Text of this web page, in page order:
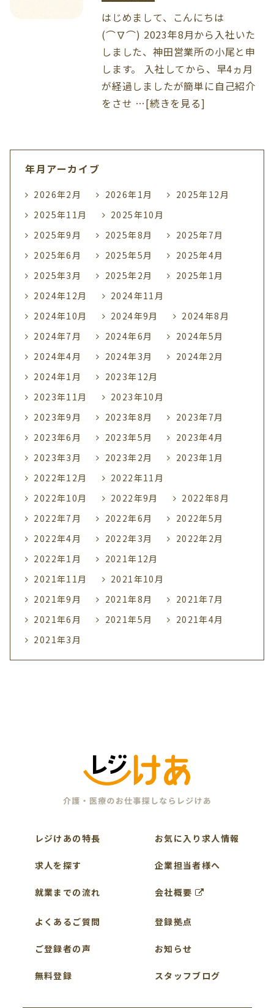
はじめまして、こんにちは
(⌒∇⌒) 2023年8月から入社いた
しました、神田営業所の小尾と申
します。 入社してから、早4ヵ月
が経過しましたが簡単に自己紹介
をさせ …[続きを見る]
年月アーカイブ
2026年2月 2026年1月
2025年12月
2025年11月
2025年10月
2025年9月
2025年8月
2025年7月
2025年6月
2025年5月
2025年4月
2025年3月
2025年2月
2025年1月
2024年12月
2024年11月
2024年10月
2024年9月
2024年8月
2024年7月
2024年6月
2024年5月
2024年4月
2024年3月
2024年2月
2024年1月
2023年12月
2023年11月
2023年10月
2023年9月
2023年8月
2023年7月
2023年6月
2023年5月
2023年4月
2023年3月
2023年2月
2023年1月
2022年12月
2022年11月
2022年10月
2022年9月
2022年8月
2022年7月
2022年6月
2022年5月
2022年4月
2022年3月
2022年2月
2022年1月
2021年12月
2021年11月
2021年10月
2021年9月
2021年8月
2021年7月
2021年6月
2021年5月
2021年4月
2021年3月
レジけあの特長
求人を探す
就業までの流れ
よくあるご質問
ご登録者の声
無料登録
お気に入り求人情報
企業担当者様へ
会社概要
登録拠点
お知らせ
スタッフブログ